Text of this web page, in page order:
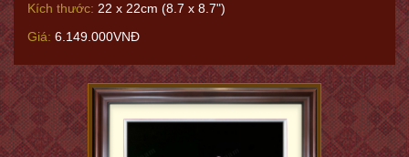
Kích thước: 22 x 22cm (8.7 x 8.7")
Giá: 6.149.000VNĐ